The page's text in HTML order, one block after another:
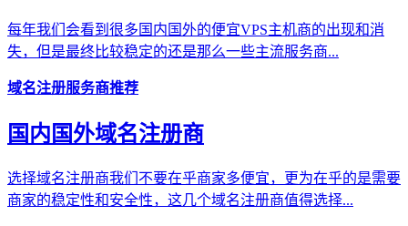
每年我们会看到很多国内国外的便宜VPS主机商的出现和消
失，但是最终比较稳定的还是那么一些主流服务商...
域名注册服务商推荐
国内国外域名注册商
选择域名注册商我们不要在乎商家多便宜，更为在乎的是需要
商家的稳定性和安全性，这几个域名注册商值得选择...